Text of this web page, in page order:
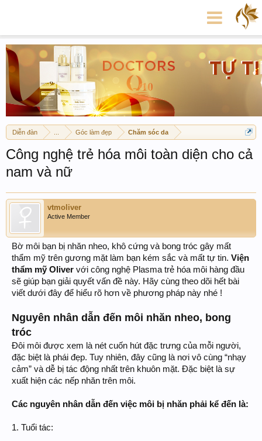
Diễn đàn Góc làm đẹp Chăm sóc da
Công nghệ trẻ hóa môi toàn diện cho cả
nam và nữ
vtmoliver
Active Member
Bờ môi bạn bị nhăn nheo, khô cứng và bong tróc gây mất
thẩm mỹ trên gương mặt làm bạn kém sắc và mất tự tin. Viện
thẩm mỹ Oliver với công nghệ Plasma trẻ hóa môi hàng đầu
sẽ giúp bạn giải quyết vấn đề này. Hãy cùng theo dõi hết bài
viết dưới đây để hiểu rõ hơn về phương pháp này nhé !
Nguyên nhân dẫn đến môi nhăn nheo, bong
tróc
Đôi môi được xem là nét cuốn hút đặc trưng của mỗi người,
đặc biệt là phái đẹp. Tuy nhiên, đây cũng là nơi vô cùng “nhạy
cảm” và dễ bị tác động nhất trên khuôn mặt. Đặc biệt là sự
xuất hiện các nếp nhăn trên môi.
Các nguyên nhân dẫn đến việc môi bị nhăn phải kể đến là:
1. Tuổi tác: